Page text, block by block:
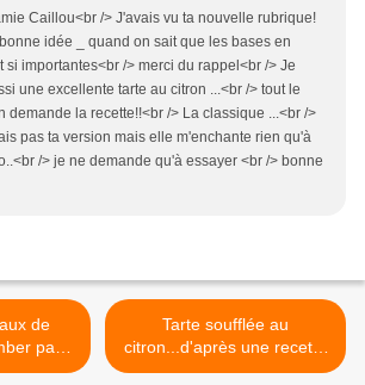
Caillou<br /> J'avais vu ta nouvelle rubrique!
idée _ quand on sait que les bases en
si importantes<br /> merci du rappel<br /> Je
une excellente tarte au citron ...<br /> tout le
demande la recette!!<br /> La classique ...<br />
pas ta version mais elle m'enchante rien qu'à
/> je ne demande qu'à essayer <br /> bonne
par
bon !
Tarte soufflée au
citron...d'après une recette
du Chef Alain Ducasse >